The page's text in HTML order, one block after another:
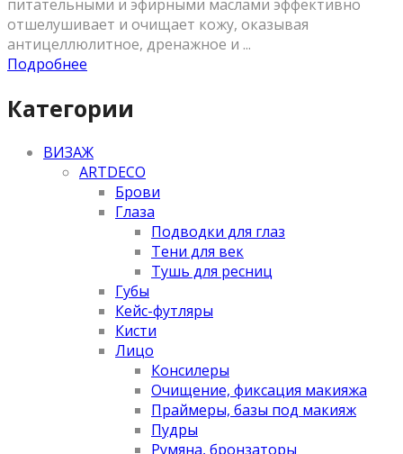
питательными и эфирными маслами эффективно
отшелушивает и очищает кожу, оказывая
антицеллюлитное, дренажное и ...
Подробнее
Категории
ВИЗАЖ
ARTDECO
Брови
Глаза
Подводки для глаз
Тени для век
Тушь для ресниц
Губы
Кейс-футляры
Кисти
Лицо
Консилеры
Очищение, фиксация макияжа
Праймеры, базы под макияж
Пудры
Румяна, бронзаторы